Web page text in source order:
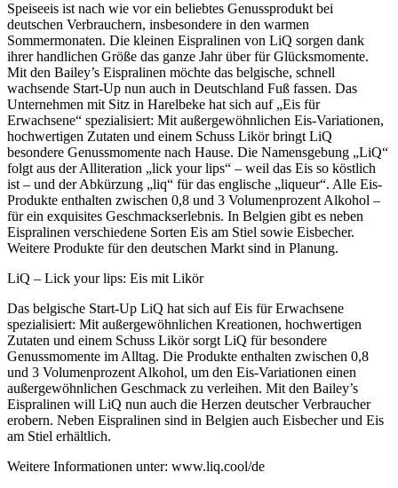
Speiseeis ist nach wie vor ein beliebtes Genussprodukt bei
deutschen Verbrauchern, insbesondere in den warmen
Sommermonaten. Die kleinen Eispralinen von LiQ sorgen dank
ihrer handlichen Größe das ganze Jahr über für Glücksmomente.
Mit den Bailey’s Eispralinen möchte das belgische, schnell
wachsende Start-Up nun auch in Deutschland Fuß fassen. Das
Unternehmen mit Sitz in Harelbeke hat sich auf „Eis für
Erwachsene“ spezialisiert: Mit außergewöhnlichen Eis-Variationen,
hochwertigen Zutaten und einem Schuss Likör bringt LiQ
besondere Genussmomente nach Hause. Die Namensgebung „LiQ“
folgt aus der Alliteration „lick your lips“ – weil das Eis so köstlich
ist – und der Abkürzung „liq“ für das englische „liqueur“. Alle Eis-
Produkte enthalten zwischen 0,8 und 3 Volumenprozent Alkohol –
für ein exquisites Geschmackserlebnis. In Belgien gibt es neben
Eispralinen verschiedene Sorten Eis am Stiel sowie Eisbecher.
Weitere Produkte für den deutschen Markt sind in Planung.
LiQ – Lick your lips: Eis mit Likör
Das belgische Start-Up LiQ hat sich auf Eis für Erwachsene
spezialisiert: Mit außergewöhnlichen Kreationen, hochwertigen
Zutaten und einem Schuss Likör sorgt LiQ für besondere
Genussmomente im Alltag. Die Produkte enthalten zwischen 0,8
und 3 Volumenprozent Alkohol, um den Eis-Variationen einen
außergewöhnlichen Geschmack zu verleihen. Mit den Bailey’s
Eispralinen will LiQ nun auch die Herzen deutscher Verbraucher
erobern. Neben Eispralinen sind in Belgien auch Eisbecher und Eis
am Stiel erhältlich.
Weitere Informationen unter: www.liq.cool/de